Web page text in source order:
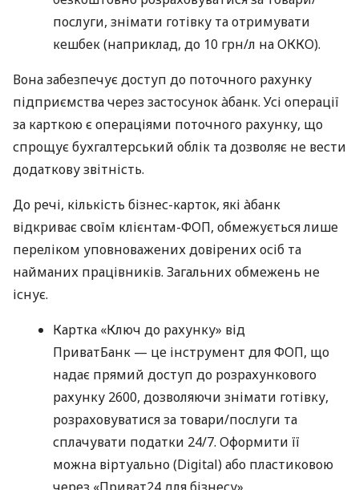
послуги, знімати готівку та отримувати
кешбек (наприклад, до 10 грн/л на ОККО).
Вона забезпечує доступ до поточного рахунку
підприємства через застосунок àбанк. Усі операції
за карткою є операціями поточного рахунку, що
спрощує бухгалтерський облік та дозволяє не вести
додаткову звітність.
До речі, кількість бізнес-карток, які àбанк
відкриває своїм клієнтам-ФОП, обмежується лише
переліком уповноважених довірених осіб та
найманих працівників. Загальних обмежень не
існує.
Картка «Ключ до рахунку» від
ПриватБанк — це інструмент для ФОП, що
надає прямий доступ до розрахункового
рахунку 2600, дозволяючи знімати готівку,
розраховуватися за товари/послуги та
сплачувати податки 24/7. Оформити її
можна віртуально (Digital) або пластиковою